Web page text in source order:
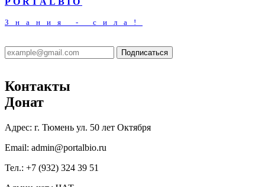
Знания - сила!
Подписаться
Контакты
Донат
Адрес: г. Тюмень ул. 50 лет Октября
Email: admin@portalbio.ru
Тел.: +7 (932) 324 39 51